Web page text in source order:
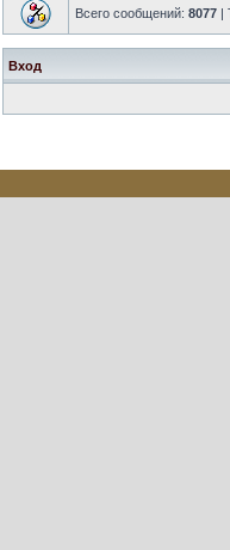
Всего сообщений: 8077 |
Вход